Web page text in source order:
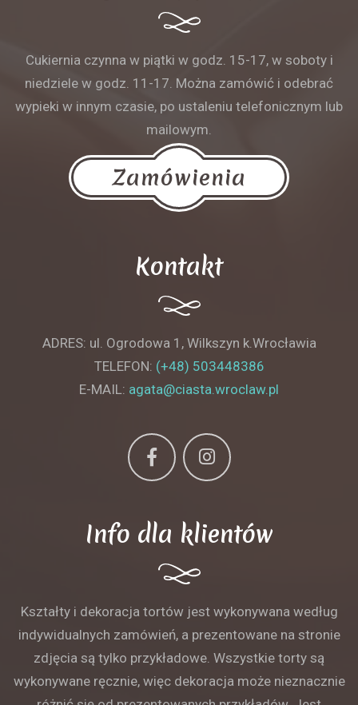
Cukiernia czynna w piątki w godz. 15-17, w soboty i
niedziele w godz. 11-17. Można zamówić i odebrać
wypieki w innym czasie, po ustaleniu telefonicznym lub
mailowym.
Zamówienia
Kontakt
ADRES: ul. Ogrodowa 1, Wilkszyn k.Wrocławia
TELEFON: (+48) 503448386
E-MAIL: agata@ciasta.wroclaw.pl
Info dla klientów
Kształty i dekoracja tortów jest wykonywana według
indywidualnych zamówień, a prezentowane na stronie
zdjęcia są tylko przykładowe. Wszystkie torty są
wykonywane ręcznie, więc dekoracja może nieznacznie